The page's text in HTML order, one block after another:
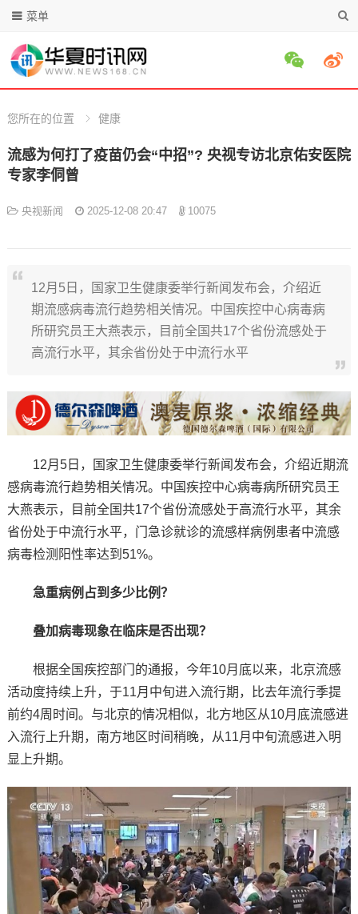
菜单
您所在的位置 健康
流感为何打了疫苗仍会“中招”? 央视专访北京佑安医院
专家李侗曾
央视新闻 2025-12-08 20:47 10075
12月5日，国家卫生健康委举行新闻发布会，介绍近
期流感病毒流行趋势相关情况。中国疾控中心病毒病
所研究员王大燕表示，目前全国共17个省份流感处于
高流行水平，其余省份处于中流行水平
12月5日，国家卫生健康委举行新闻发布会，介绍近期流
感病毒流行趋势相关情况。中国疾控中心病毒病所研究员王
大燕表示，目前全国共17个省份流感处于高流行水平，其余
省份处于中流行水平，门急诊就诊的流感样病例患者中流感
病毒检测阳性率达到51%。
急重病例占到多少比例？
叠加病毒现象在临床是否出现？
根据全国疾控部门的通报，今年10月底以来，北京流感
活动度持续上升，于11月中旬进入流行期，比去年流行季提
前约4周时间。与北京的情况相似，北方地区从10月底流感进
入流行上升期，南方地区时间稍晚，从11月中旬流感进入明
显上升期。